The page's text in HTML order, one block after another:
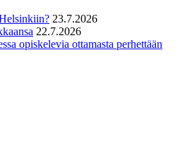
23.7.2026
22.7.2026
opiskelevia ottamasta perhettään